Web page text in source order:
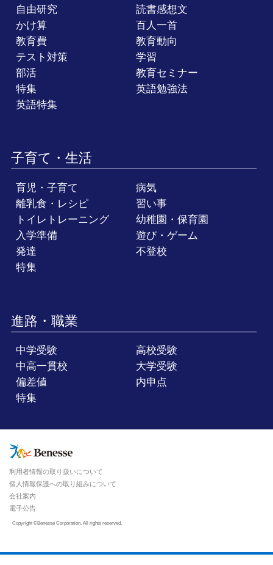
自由研究
読書感想文
かけ算
百人一首
教育費
教育動向
テスト対策
学習
部活
教育セミナー
特集
英語勉強法
英語特集
子育て・生活
育児・子育て
病気
離乳食・レシピ
習い事
トイレトレーニング
幼稚園・保育園
入学準備
遊び・ゲーム
発達
不登校
特集
進路・職業
中学受験
高校受験
中高一貫校
大学受験
偏差値
内申点
特集
Copyright ©Benesse Corporation. All rights reserved.
利用者情報の取り扱いについて
個人情報保護への取り組みについて
会社案内
電子公告